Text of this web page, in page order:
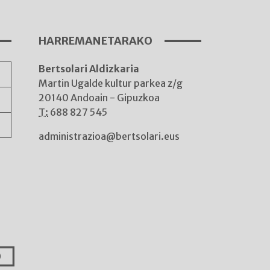
HARREMANETARAKO
Bertsolari Aldizkaria
Martin Ugalde kultur parkea z/g
20140 Andoain - Gipuzkoa
T: 688 827 545
administrazioa@bertsolari.eus